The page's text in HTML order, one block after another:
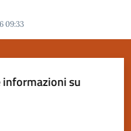
09:33
informazioni su